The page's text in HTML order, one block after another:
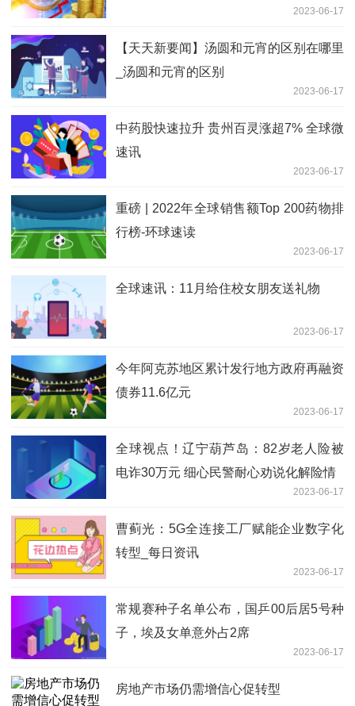
2023-06-17
【天天新要闻】汤圆和元宵的区别在哪里
_汤圆和元宵的区别
2023-06-17
中药股快速拉升 贵州百灵涨超7% 全球微
速讯
2023-06-17
重磅 | 2022年全球销售额Top 200药物排
行榜-环球速读
2023-06-17
全球速讯：11月给住校女朋友送礼物
2023-06-17
今年阿克苏地区累计发行地方政府再融资
债券11.6亿元
2023-06-17
全球视点！辽宁葫芦岛：82岁老人险被
电诈30万元 细心民警耐心劝说化解险情
2023-06-17
曹蓟光：5G全连接工厂赋能企业数字化
转型_每日资讯
2023-06-17
常规赛种子名单公布，国乒00后居5号种
子，埃及女单意外占2席
2023-06-17
房地产市场仍需增信心促转型